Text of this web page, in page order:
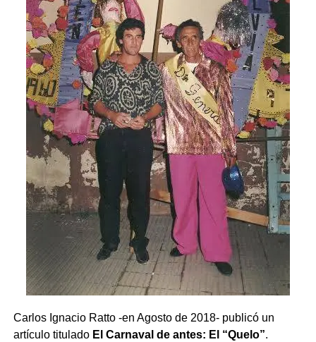
¡Oh glorioso San Cayetano! Aclamado por todas las
Naciones; Padre de Providencia, porque con portentosos
milagros socorres a cuantos te invocan con fe en sus
necesidades. Te suplico me obtengas del Señor oportuno
Socorro en las angustias presentes y sea ello prueba de
la bienaventuranza eterna. Amén.
Carlos Ignacio Ratto -en Agosto de 2018- publicó un
artículo titulado El Carnaval de antes: El “Quelo”.